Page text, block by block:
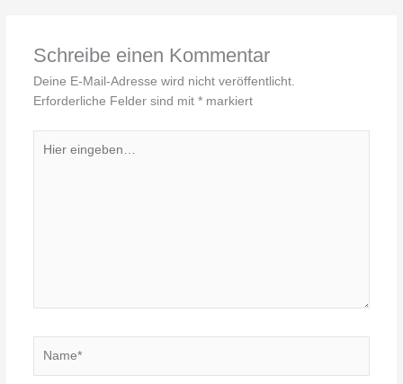
Schreibe einen Kommentar
Deine E-Mail-Adresse wird nicht veröffentlicht.
Erforderliche Felder sind mit *markiert
eingeben…